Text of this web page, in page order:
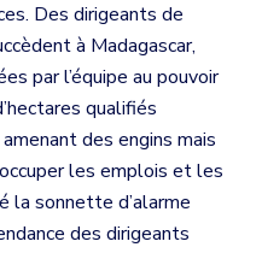
Des dirigeants de
à Madagascar,
par l’équipe au pouvoir
qualifiés
des engins mais
les emplois et les
la sonnette d’alarme
des dirigeants